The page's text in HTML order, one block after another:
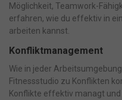
Möglichkeit, Teamwork-
erfahren, wie du effektiv in
arbeiten kannst.
Konfliktmanagement
Wie in jeder
Fitnessstudio zu Konflikten
Konflikte effektiv managt